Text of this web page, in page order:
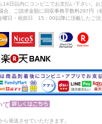
日以内にコンビニでお支払い下さい。お
合、ご請求金額に回収事務手数料297円（
曜日・祝前日 15：00以降に頂戴したご注
て
ら発送させていただきます。